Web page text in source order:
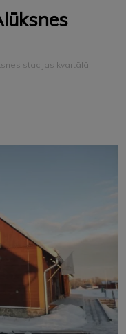
stacijas kvartālā